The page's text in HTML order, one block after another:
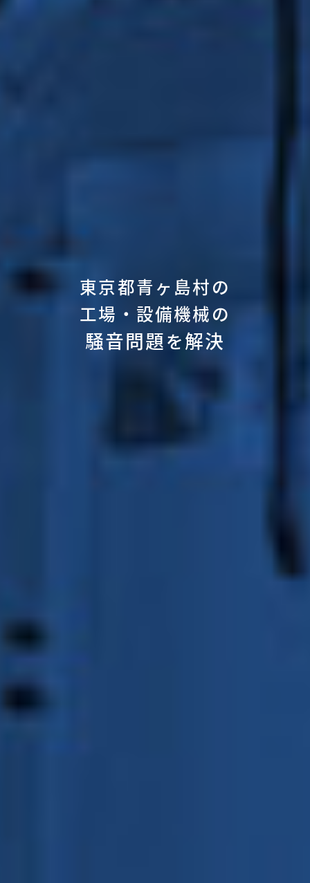
東京都青ヶ島村の
工場・設備機械の
騒音問題を解決